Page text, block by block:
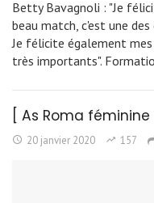
Betty Bavagnoli : "Je
beau match, c'est une
Je félicite également
très importants".
[ As Roma
20 janvier 2020 157